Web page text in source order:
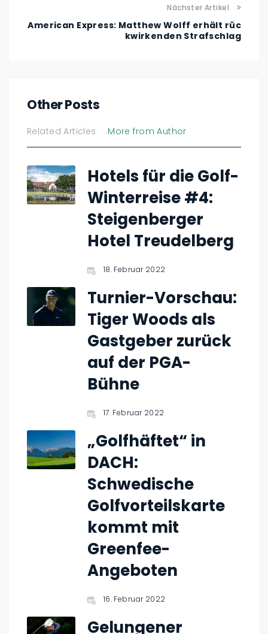
Nächster Artikel
American Express: Matthew Wolff erhält rüc
kwirkenden Strafschlag
Other Posts
Related Articles More from Author
Hotels für die Golf-
Winterreise #4:
Steigenberger
Hotel Treudelberg
18. Februar 2022
Turnier-Vorschau:
Tiger Woods als
Gastgeber zurück
auf der PGA-
Bühne
17. Februar 2022
„Golfhäftet“ in
DACH:
Schwedische
Golfvorteilskarte
kommt mit
Greenfee-
Angeboten
16. Februar 2022
Gelungener